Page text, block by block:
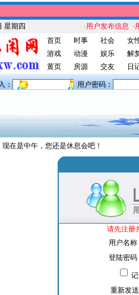
星期四 ·用户发布信息 ·
首页
时事 社会
女
游戏
动漫 娱乐
解
黄页
房源 交友 日
： 用户密码：
现在是中午，您还是休息会吧！
请先注册
用户名
登陆密
重新发